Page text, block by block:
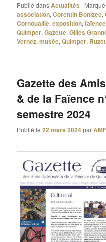
Publié dansActualités |
association,Corentin Bonizec,
Cornouaille,exposition,faïence
Quimper,Gazette,Gilles
Vernez,musée,Quimper,
Gazette des
& de la Faïence
semestre 2024
Publié le22 mars 2024par